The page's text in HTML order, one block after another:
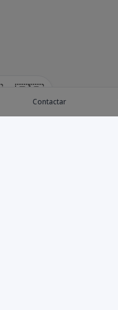
🇫🇷
Contactar